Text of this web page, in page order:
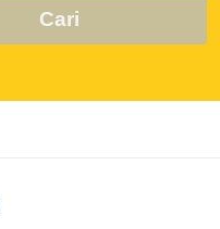
Cari